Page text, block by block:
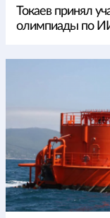
Токаев принял
олимпиады по